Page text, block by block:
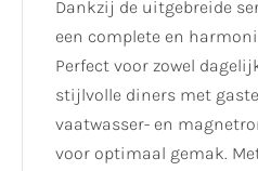
Dankzij de uitgebreide
een complete en
Perfect voor zowel
stijlvolle diners met
vaatwasser- en
voor optimaal gemak.